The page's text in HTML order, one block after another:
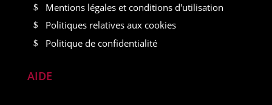
Mentions légales et conditions d'utilisation
Politiques relatives aux cookies
Politique de confidentialité
AIDE